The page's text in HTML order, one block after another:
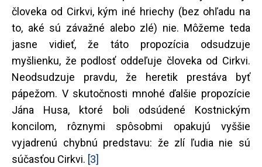
človeka od Cirkvi, kým iné hriechy (bez ohľadu na
to, aké sú závažné alebo zlé) nie. Môžeme teda
jasne vidieť, že táto propozícia odsudzuje
myšlienku, že podlosť oddeľuje človeka od Cirkvi.
Neodsudzuje pravdu, že heretik prestáva byť
pápežom. V skutočnosti mnohé ďalšie propozície
Jána Husa, ktoré boli odsúdené Kostnickým
koncilom, rôznymi spôsobmi opakujú vyššie
vyjadrenú chybnú predstavu: že zlí ľudia nie sú
súčasťou Cirkvi. [3]